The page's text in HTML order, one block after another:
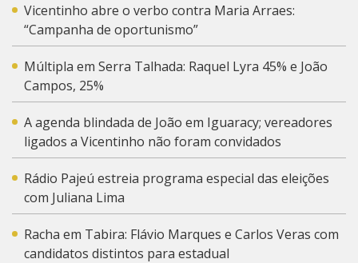
Vicentinho abre o verbo contra Maria Arraes:
“Campanha de oportunismo”
Múltipla em Serra Talhada: Raquel Lyra 45% e João
Campos, 25%
A agenda blindada de João em Iguaracy; vereadores
ligados a Vicentinho não foram convidados
Rádio Pajeú estreia programa especial das eleições
com Juliana Lima
Racha em Tabira: Flávio Marques e Carlos Veras com
candidatos distintos para estadual